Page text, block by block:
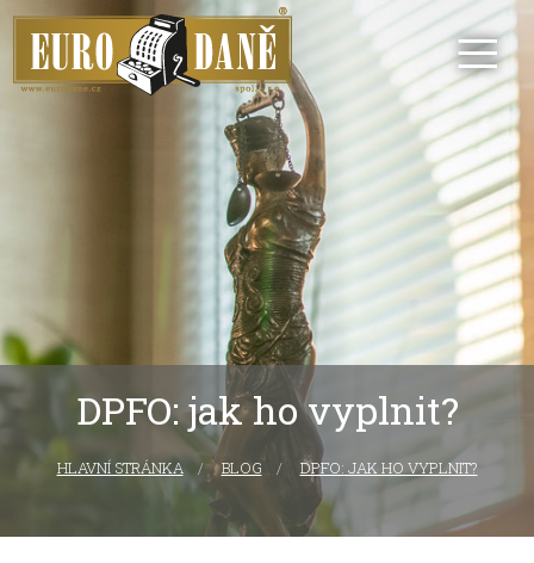
DPFO: jak ho vyplnit?
HLAVNÍ STRÁNKA CURRENT:
BLOG DPFO: JAK HO VYPLNIT?